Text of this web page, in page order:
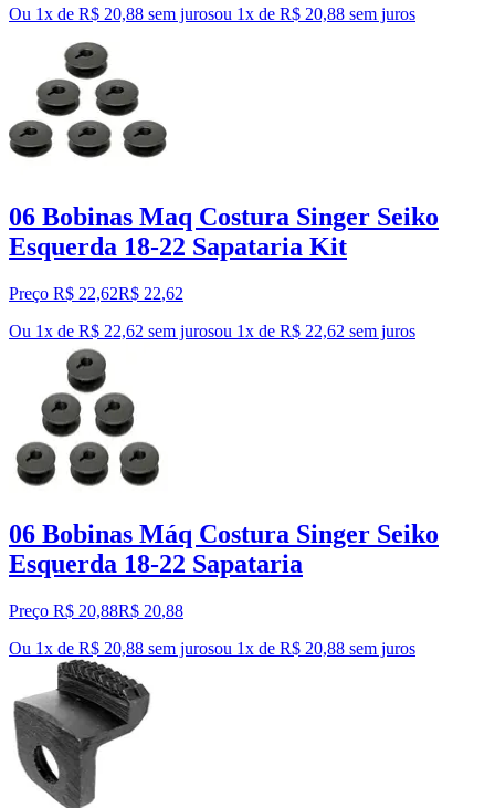
Ou 1x de R$ 20,88 sem jurosou 1x de R$ 20,88 sem juros
06 Bobinas Maq Costura Singer Seiko
Esquerda 18-22 Sapataria Kit
Preço R$ 22,62R$ 22,62
Ou 1x de R$ 22,62 sem jurosou 1x de R$ 22,62 sem juros
06 Bobinas Máq Costura Singer Seiko
Esquerda 18-22 Sapataria
Preço R$ 20,88R$ 20,88
Ou 1x de R$ 20,88 sem jurosou 1x de R$ 20,88 sem juros